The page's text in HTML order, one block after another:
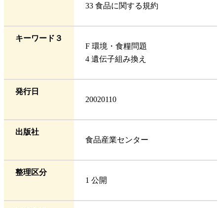
33 食品に関する規約
キーワード３
F 環境・食糧問題
4 遺伝子組み換え
発行日
20020110
出版社
食品産業センター
整理区分
1 公開